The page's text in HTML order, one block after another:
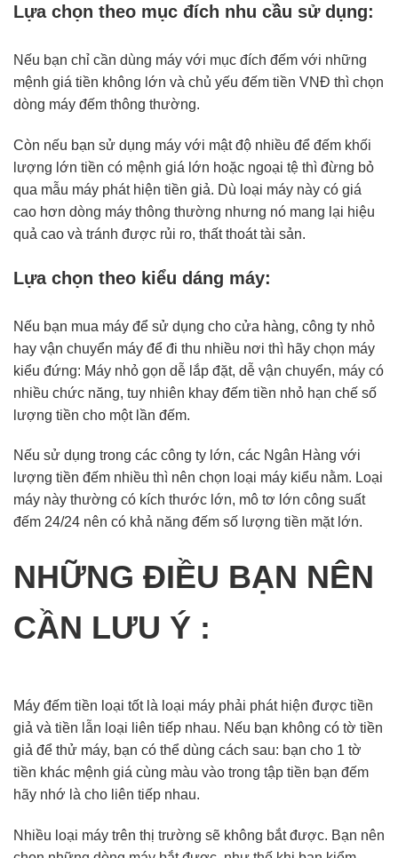
Lựa chọn theo mục đích nhu cầu sử dụng:
Nếu bạn chỉ cần dùng máy với mục đích đếm với những
mệnh giá tiền không lớn và chủ yếu đếm tiền VNĐ thì chọn
dòng máy đếm thông thường.
Còn nếu bạn sử dụng máy với mật độ nhiều để đếm khối
lượng lớn tiền có mệnh giá lớn hoặc ngoại tệ thì đừng bỏ
qua mẫu máy phát hiện tiền giả. Dù loại máy này có giá
cao hơn dòng máy thông thường nhưng nó mang lại hiệu
quả cao và tránh được rủi ro, thất thoát tài sản.
Lựa chọn theo kiểu dáng máy:
Nếu bạn mua máy để sử dụng cho cửa hàng, công ty nhỏ
hay vận chuyển máy để đi thu nhiều nơi thì hãy chọn máy
kiểu đứng: Máy nhỏ gọn dễ lắp đặt, dễ vận chuyển, máy có
nhiều chức năng, tuy nhiên khay đếm tiền nhỏ hạn chế số
lượng tiền cho một lần đếm.
Nếu sử dụng trong các công ty lớn, các Ngân Hàng với
lượng tiền đếm nhiều thì nên chọn loại máy kiểu nằm. Loại
máy này thường có kích thước lớn, mô tơ lớn công suất
đếm 24/24 nên có khả năng đếm số lượng tiền mặt lớn.
NHỮNG ĐIỀU BẠN NÊN
CẦN LƯU Ý :
Máy đếm tiền loại tốt là loại máy phải phát hiện được tiền
giả và tiền lẫn loại liên tiếp nhau. Nếu bạn không có tờ tiền
giả để thử máy, bạn có thể dùng cách sau: bạn cho 1 tờ
tiền khác mệnh giá cùng màu vào trong tập tiền bạn đếm
hãy nhớ là cho liên tiếp nhau.
Nhiều loại máy trên thị trường sẽ không bắt được. Bạn nên